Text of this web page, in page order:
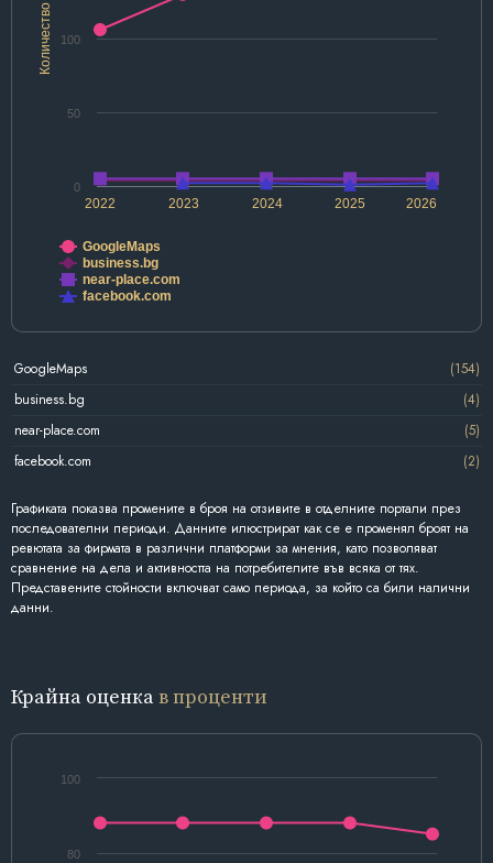
Количество
2022 2024 2026
2023 2025
0
50
100
GoogleMaps
business.bg
near-place.com
facebook.com
GoogleMaps
(154)
business.bg
(4)
near-place.com
(5)
facebook.com
(2)
Графиката показва промените в броя на отзивите в отделните портали през
последователни периоди. Данните илюстрират как се е променял броят на
ревютата за фирмата в различни платформи за мнения, като позволяват
сравнение на дела и активността на потребителите във всяка от тях.
Представените стойности включват само периода, за който са били налични
данни.
Крайна оценкав проценти
80
100